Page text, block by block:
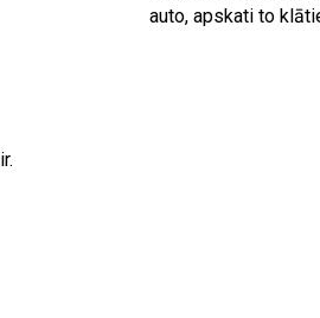
auto, apskati to